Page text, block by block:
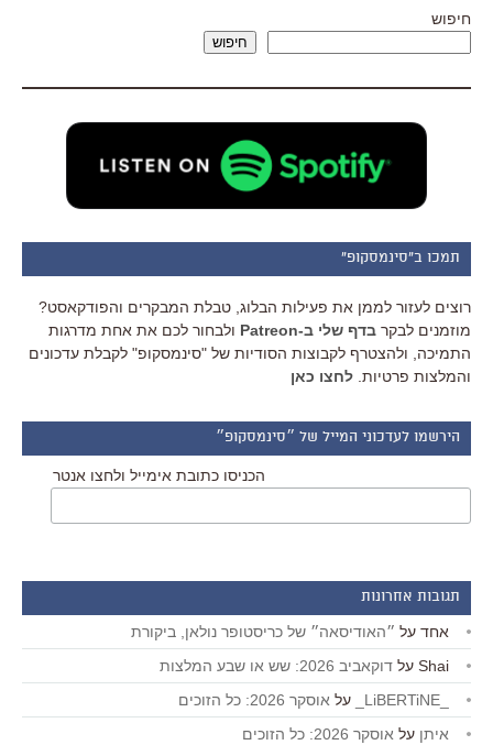
חיפוש
חיפוש
תמכו ב"סינמסקופ"
רוצים לעזור לממן את פעילות הבלוג, טבלת המבקרים והפודקאסט?
מוזמנים לבקר בדף שלי ב-Patreon
ולבחור לכם את אחת מדרגות
התמיכה, ולהצטרף לקבוצות הסודיות של "סינמסקופ" לקבלת עדכונים
והמלצות פרטיות. לחצו כאן
הירשמו לעדכוני המייל של ״סינמסקופ״
הכניסו כתובת אימייל ולחצו אנטר
תגובות אחרונות
אחד על ״האודיסאה״ של כריסטופר נולאן, ביקורת
Shai על דוקאביב 2026: שש או שבע המלצות
על אוסקר 2026: כל הזוכים
איתן על אוסקר 2026: כל הזוכים